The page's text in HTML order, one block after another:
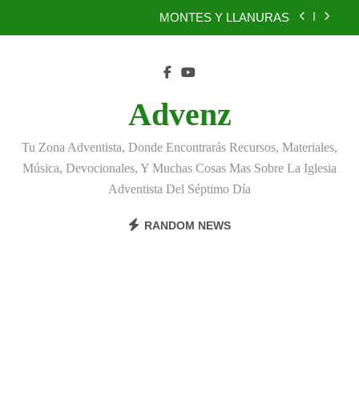
BENEFICIOS DEL PERDÓN
MONTES Y LLANURAS
EL REINO DE LOS CIELOS
Advenz
Tu Zona Adventista, Donde Encontrarás Recursos, Materiales,
Música, Devocionales, Y Muchas Cosas Mas Sobre La Iglesia
Adventista Del Séptimo Día
RANDOM NEWS